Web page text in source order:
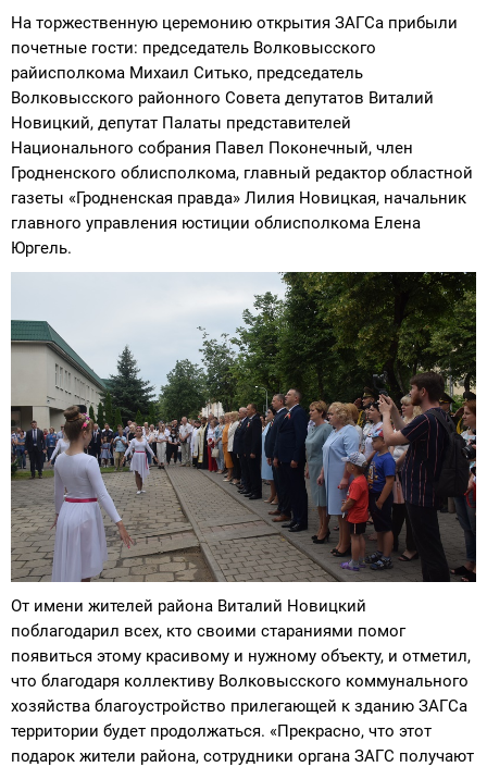
На торжественную церемонию открытия ЗАГСа прибыли
почетные гости: председатель Волковысского
райисполкома Михаил Ситько, председатель
Волковысского районного Совета депутатов Виталий
Новицкий, депутат Палаты представителей
Национального собрания Павел Поконечный, член
Гродненского облисполкома, главный редактор областной
газеты «Гродненская правда» Лилия Новицкая, начальник
главного управления юстиции облисполкома Елена
Юргель.
От имени жителей района Виталий Новицкий
поблагодарил всех, кто своими стараниями помог
появиться этому красивому и нужному объекту, и отметил,
что благодаря коллективу Волковысского коммунального
хозяйства благоустройство прилегающей к зданию ЗАГСа
территории будет продолжаться. «Прекрасно, что этот
подарок жители района, сотрудники органа ЗАГС получают